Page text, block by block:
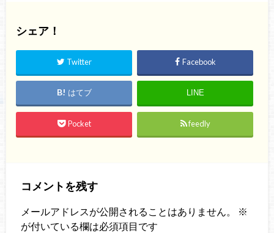
シェア！
Twitter Facebook
はてブ LINE
Pocket feedly
コメントを残す
メールアドレスが公開されることはありません。
※
が付いている欄は必須項目です